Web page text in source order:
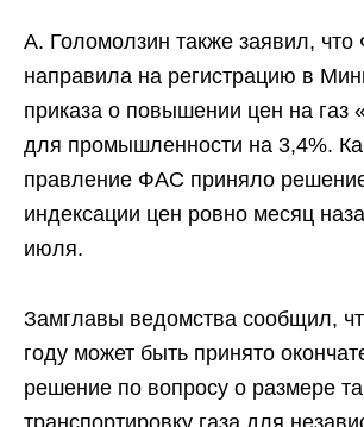
А. Голомолзин также заявил,
направила на регистрацию в
приказа о повышении цен на газ
для промышленности на 3,4%.
правление ФАС приняло
индексации цен ровно месяц
июля.
Замглавы ведомства сообщил,
году может быть принято
решение по вопросу о размере
транспортировку газа для